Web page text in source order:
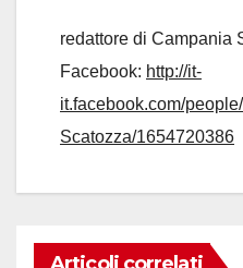
redattore di Campania
Facebook: http://it-
it.facebook.com/
Scatozza/1654720386